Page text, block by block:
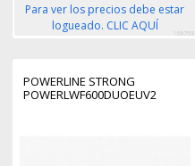
Para ver los precios debe estar
logueado. CLIC AQUÍ
169769
POWERLINE STRONG
POWERLWF600DUOEUV2